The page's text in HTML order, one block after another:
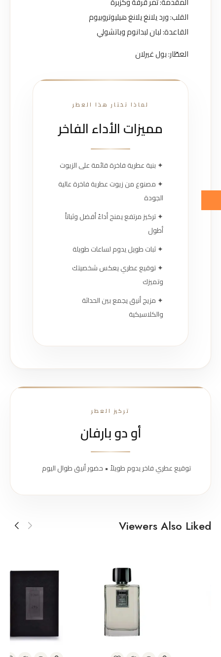
القلب: ورد يلانغ يلانغ هيليوتروبيوم
القاعدة: لبان لبدانوم وباتشولي
العطّار: بول غيرلان
لماذا تختار هذا العطر
مميزات الأداء الفاخر
✦ بنية عطرية فاخرة قائمة على الزيوت
✦ مصنوع من زيوت عطرية فاخرة عالية
الجودة
✦ تركيز مرتفع يمنح أداءً أفضل وثباتاً
أطول
✦ ثبات طويل يدوم لساعات طويلة
✦ توقيع عطري يعكس شخصيتك
وتميزك
✦ مزيج أنيق يجمع بين الحداثة
والكلاسيكية
تركيز العطر
أو دو بارفان
توقيع عطري فاخر يدوم طويلاً • حضور أنيق طوال اليوم
Viewers Also Liked